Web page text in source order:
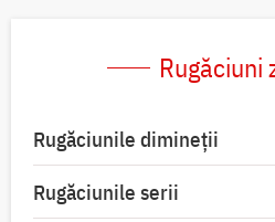
Rugăciuni
Rugăciunile dimineții
Rugăciunile serii